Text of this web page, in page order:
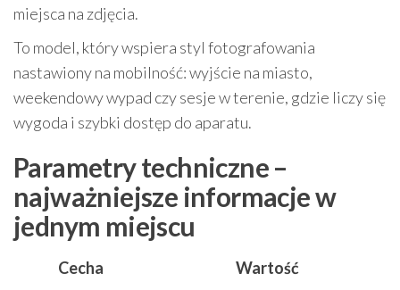
miejsca na zdjęcia.
To model, który wspiera styl fotografowania
nastawiony na mobilność: wyjście na miasto,
weekendowy wypad czy sesje w terenie, gdzie liczy się
wygoda i szybki dostęp do aparatu.
Parametry techniczne –
najważniejsze informacje w
jednym miejscu
Cecha Wartość